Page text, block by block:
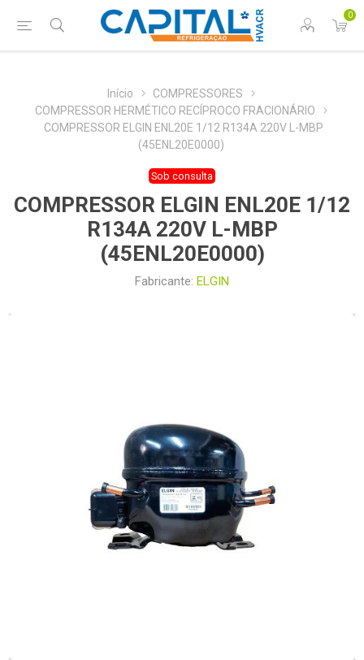
0
Início
COMPRESSORES
COMPRESSOR HERMÉTICO RECÍPROCO FRACIONÁRIO
COMPRESSOR ELGIN ENL20E 1/12 R134A 220V L-MBP
(45ENL20E0000)
Sob consulta
COMPRESSOR ELGIN ENL20E 1/12
R134A 220V L-MBP
(45ENL20E0000)
Fabricante: ELGIN